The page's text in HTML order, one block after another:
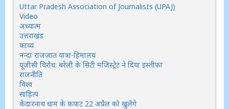
Uttar Pradesh Association of Journalists (UPAJ)
Video
अध्यात्म
उत्तराखंड
काव्य
नन्दा राजजात यात्रा-हिमालय
यूजीसी विरोध: बरेली के सिटी मजिस्ट्रेट ने दिया इस्तीफा
राजनीति
विश्व
साहित्य
केदारनाथ धाम के कपाट 22 अप्रैल को खुलेंगे